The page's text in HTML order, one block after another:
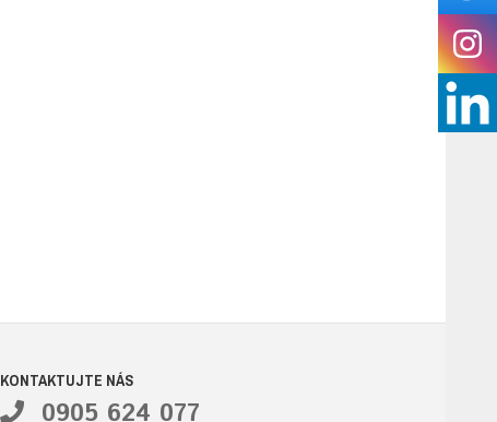
KONTAKTUJTE NÁS
0905 624 077